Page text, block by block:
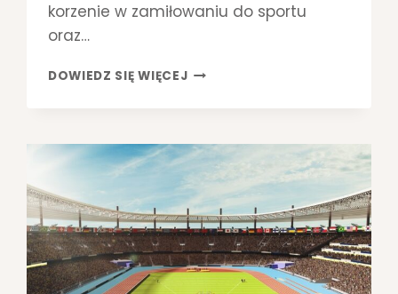
korzenie w zamiłowaniu do sportu
oraz…
DOWIEDZ SIĘ WIĘCEJM
P
S
K
I
M
E